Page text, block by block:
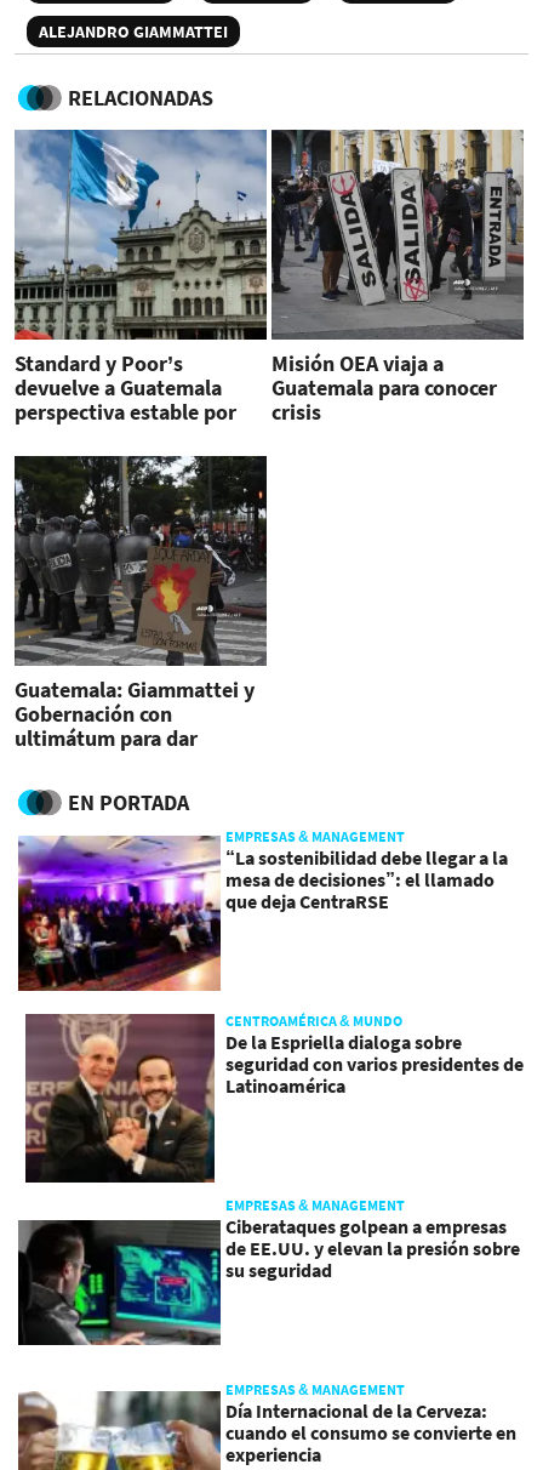
ALEJANDRO GIAMMATTEI
RELACIONADAS
Standard y Poor’s
devuelve a Guatemala
perspectiva estable por
bonos
Misión OEA viaja a
Guatemala para conocer
crisis
Guatemala: Giammattei y
Gobernación con
ultimátum para dar
manifestaciones
EN PORTADA
EMPRESAS & MANAGEMENT
“La sostenibilidad debe llegar a la
mesa de decisiones”: el llamado
que deja CentraRSE
CENTROAMÉRICA & MUNDO
De la Espriella dialoga sobre
seguridad con varios presidentes de
Latinoamérica
EMPRESAS & MANAGEMENT
Ciberataques golpean a empresas
de EE.UU. y elevan la presión sobre
su seguridad
EMPRESAS & MANAGEMENT
Día Internacional de la Cerveza:
cuando el consumo se convierte en
experiencia